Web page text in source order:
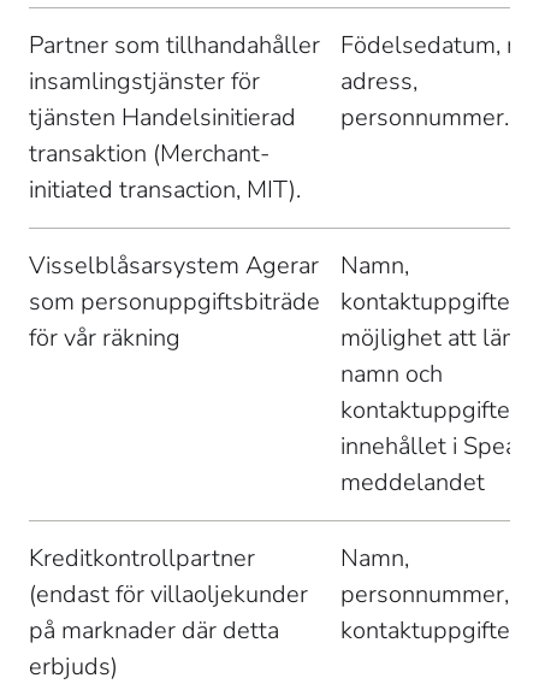
Partner som tillhandahåller
insamlingstjänster för
tjänsten Handelsinitierad
transaktion (Merchant-
initiated transaction, MIT).
Födelsedatum,
adress,
personnummer.
Visselblåsarsystem Agerar
som personuppgiftsbiträde
för vår räkning
Namn,
kontaktuppgifter,
möjlighet att
namn och
kontaktuppgifter,
innehållet i Speak
meddelandet
Kreditkontrollpartner
(endast för villaoljekunder
på marknader där detta
erbjuds)
Namn,
personnummer,
kontaktuppgifter